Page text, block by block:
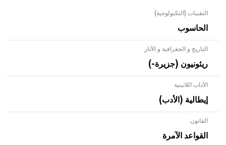
التقنيات (التكنولوجية)
الحاسوب
التاريخ و الجغرافية و الآثار
ريئونيون (جزيرة-)
الآداب اللاتينية
إيطالية (الأدب)
القانون
القواعد الآمرة
- هل تعلم أن الأبلق نوع من الفنون الهندسية التي ارتبطت
بالعمارة الإسلامية في بلاد الشام ومصر خاصة، حيث يحرص
المعمار على بناء مداميكه وخاصة في الواجهات